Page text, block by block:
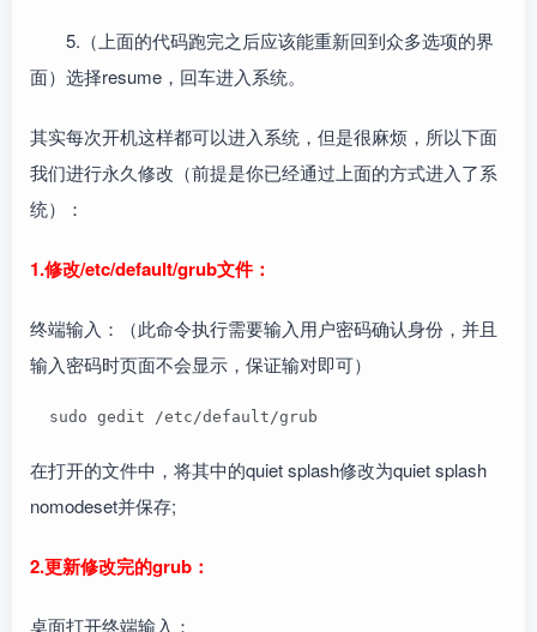
5.（上面的代码跑完之后应该能重新回到众多选项的界
面）选择resume，回车进入系统。
其实每次开机这样都可以进入系统，但是很麻烦，所以下面
我们进行永久修改（前提是你已经通过上面的方式进入了系
统）：
1.修改/etc/default/grub文件：
终端输入：（此命令执行需要输入用户密码确认身份，并且
输入密码时页面不会显示，保证输对即可）
  sudo gedit /etc/default/grub
在打开的文件中，将其中的quiet splash修改为quiet splash
nomodeset并保存;
2.更新修改完的grub：
桌面打开终端输入：